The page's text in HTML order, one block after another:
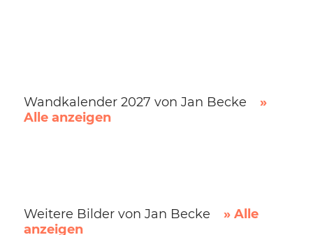
Wandkalender 2027 von Jan Becke
»
Alle anzeigen
Weitere Bilder von Jan Becke
» Alle
anzeigen